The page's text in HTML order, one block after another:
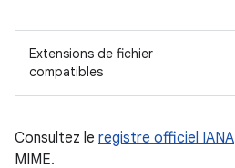
Extensions de fichier
compatibles
Consultez le registre officiel IANA
MIME.